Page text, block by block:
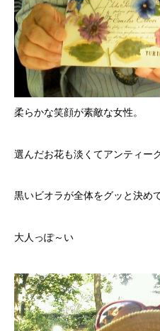
柔らかな笑顔が素敵な女性。
選んだお花も淡くてアンティー
黒いビオラが全体をグッと決め
大人っぽ～い